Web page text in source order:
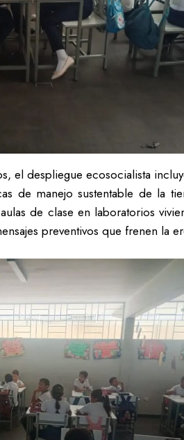
el despliegue ecosocialista
de manejo sustentable de la
de clase en laboratorios
preventivos que frenen la